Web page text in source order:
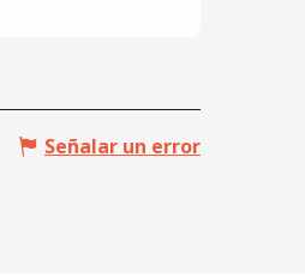
Señalar un error